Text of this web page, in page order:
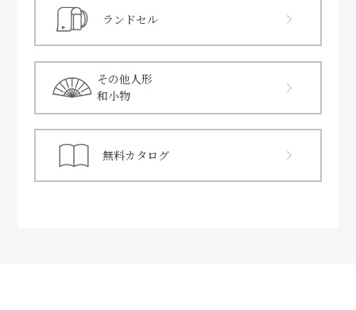
ランドセル
その他人形
和小物
無料カタログ